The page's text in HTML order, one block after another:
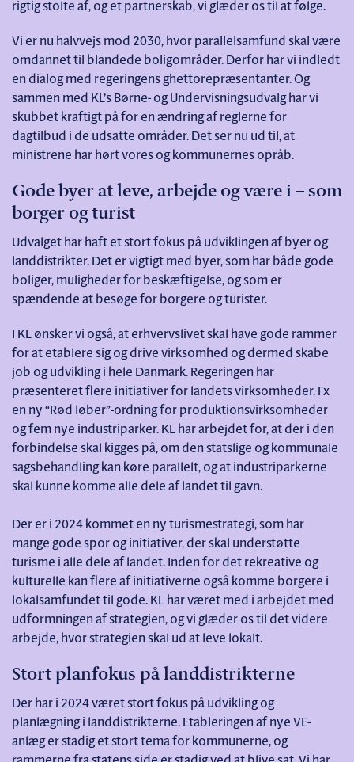
rigtig stolte af, og et partnerskab, vi glæder os til at følge.
Vi er nu halvvejs mod 2030, hvor parallelsamfund skal være
omdannet til blandede boligområder. Derfor har vi indledt
en dialog med regeringens ghettorepræsentanter. Og
sammen med KL’s Børne- og Undervisningsudvalg har vi
skubbet kraftigt på for en ændring af reglerne for
dagtilbud i de udsatte områder. Det ser nu ud til, at
ministrene har hørt vores og kommunernes opråb.
Gode byer at leve, arbejde og være i – som
borger og turist
Udvalget har haft et stort fokus på udviklingen af byer og
landdistrikter. Det er vigtigt med byer, som har både gode
boliger, muligheder for beskæftigelse, og som er
spændende at besøge for borgere og turister.
I KL ønsker vi også, at erhvervslivet skal have gode rammer
for at etablere sig og drive virksomhed og dermed skabe
job og udvikling i hele Danmark. Regeringen har
præsenteret flere initiativer for landets virksomheder. Fx
en ny “Rød løber”-ordning for produktionsvirksomheder
og fem nye industriparker. KL har arbejdet for, at der i den
forbindelse skal kigges på, om den statslige og kommunale
sagsbehandling kan køre parallelt, og at industriparkerne
skal kunne komme alle dele af landet til gavn.
Der er i 2024 kommet en ny turismestrategi, som har
mange gode spor og initiativer, der skal understøtte
turisme i alle dele af landet. Inden for det rekreative og
kulturelle kan flere af initiativerne også komme borgere i
lokalsamfundet til gode. KL har været med i arbejdet med
udformningen af strategien, og vi glæder os til det videre
arbejde, hvor strategien skal ud at leve lokalt.
Stort planfokus på landdistrikterne
Der har i 2024 været stort fokus på udvikling og
planlægning i landdistrikterne. Etableringen af nye VE-
anlæg er stadig et stort tema for kommunerne, og